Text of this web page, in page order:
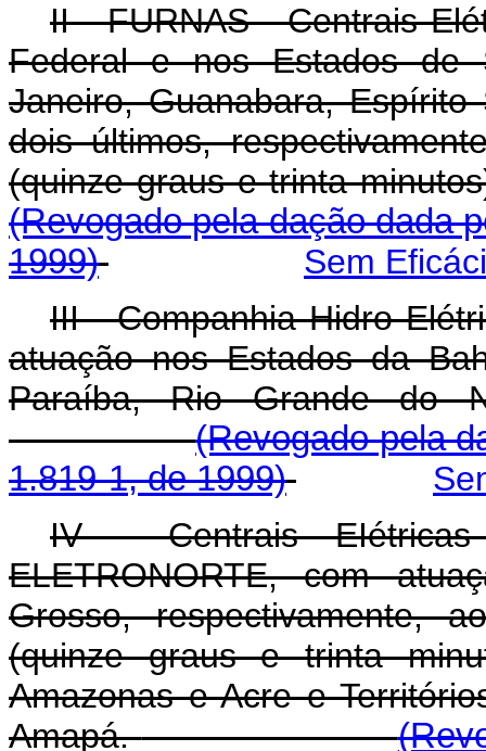
II - FURNAS - Centrais
Federal e nos Estados de
Janeiro, Guanabara,
dois últimos,
(quinze graus e trinta
(Revogado pela dação dada
1999)
Sem
III - Companhia Hidro
atuação nos Estados da
Paraíba, Rio Grande do
(Revogado pela
1.819-1, de 1999)
IV - Centrais
ELETRONORTE, com
Grosso, respectivamente,
(quinze graus e trinta
Amazonas e Acre e
Amapá.